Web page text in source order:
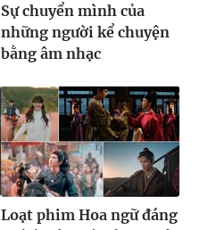
Sự chuyển mình của
những người kể chuyện
bằng âm nhạc
Loạt phim Hoa ngữ đáng